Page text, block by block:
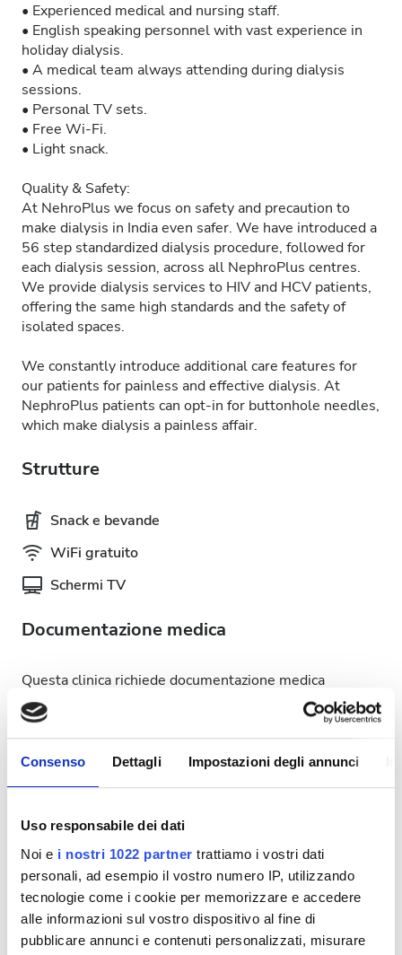
Consenso Dettagli Impostazioni degli annunci
Uso responsabile dei dati
Noi e i nostri 1022 partner trattiamo i vostri dati
personali, ad esempio il vostro numero IP, utilizzando
tecnologie come i cookie per memorizzare e accedere
alle informazioni sul vostro dispositivo al fine di
pubblicare annunci e contenuti personalizzati, misurare
• Experienced medical and nursing staff.
• English speaking personnel with vast experience in
holiday dialysis.
• A medical team always attending during dialysis
sessions.
• Personal TV sets.
• Free Wi-Fi.
• Light snack.
Quality & Safety:
At NehroPlus we focus on safety and precaution to
make dialysis in India even safer. We have introduced a
56 step standardized dialysis procedure, followed for
each dialysis session, across all NephroPlus centres.
We provide dialysis services to HIV and HCV patients,
offering the same high standards and the safety of
isolated spaces.
We constantly introduce additional care features for
our patients for painless and effective dialysis. At
NephroPlus patients can opt-in for buttonhole needles,
which make dialysis a painless affair.
Strutture
Snack e bevande
WiFi gratuito
Schermi TV
Documentazione medica
Questa clinica richiede documentazione medica
specifica per i trattamenti di dialisi. Puoi caricare i
documenti online o portarli in clinica quando arrivi.
INTERNATIONAL DIALYSIS REQUEST Clinical
Information & Patient Identification Form
Giorni disponibili per il trattamento
Agosto 2026